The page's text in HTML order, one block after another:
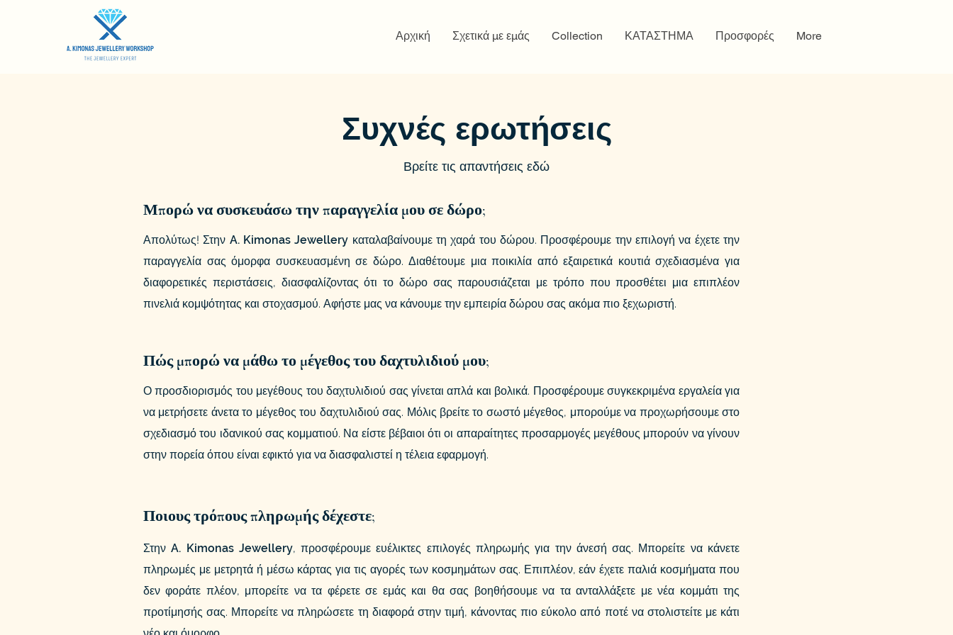
Αρχική Σχετικά με εμάς Collection ΚΑΤΑΣΤΗΜΑ Προσφορές More
Συχνές ερωτήσεις
Βρείτε τις απαντήσεις εδώ
Μπορώ να συσκευάσω την παραγγελία μου σε δώρο;
Απολύτως! Στην A. Kimonas Jewellery καταλαβαίνουμε τη χαρά του δώρου. Προσφέρουμε την επιλογή να έχετε την
παραγγελία σας όμορφα συσκευασμένη σε δώρο. Διαθέτουμε μια ποικιλία από εξαιρετικά κουτιά σχεδιασμένα για
διαφορετικές περιστάσεις, διασφαλίζοντας ότι το δώρο σας παρουσιάζεται με τρόπο που προσθέτει μια επιπλέον
πινελιά κομψότητας και στοχασμού. Αφήστε μας να κάνουμε την εμπειρία δώρου σας ακόμα πιο ξεχωριστή.
Πώς μπορώ να μάθω το μέγεθος του δαχτυλιδιού μου;
Ο προσδιορισμός του μεγέθους του δαχτυλιδιού σας γίνεται απλά και βολικά. Προσφέρουμε συγκεκριμένα εργαλεία για
να μετρήσετε άνετα το μέγεθος του δαχτυλιδιού σας. Μόλις βρείτε το σωστό μέγεθος, μπορούμε να προχωρήσουμε στο
σχεδιασμό του ιδανικού σας κομματιού. Να είστε βέβαιοι ότι οι απαραίτητες προσαρμογές μεγέθους μπορούν να γίνουν
στην πορεία όπου είναι εφικτό για να διασφαλιστεί η τέλεια εφαρμογή.
Ποιους τρόπους πληρωμής δέχεστε;
ΣτηνA. Kimonas Jewellery, προσφέρουμε ευέλικτες επιλογές πληρωμής για την άνεσή σας. Μπορείτε να κάνετε
πληρωμές με μετρητά ή μέσω κάρτας για τις αγορές των κοσμημάτων σας. Επιπλέον, εάν έχετε παλιά κοσμήματα που
δεν φοράτε πλέον, μπορείτε να τα φέρετε σε εμάς και θα σας βοηθήσουμε να τα ανταλλάξετε με νέα κομμάτι της
προτίμησής σας. Μπορείτε να πληρώσετε τη διαφορά στην τιμή, κάνοντας πιο εύκολο από ποτέ να στολιστείτε με κάτι